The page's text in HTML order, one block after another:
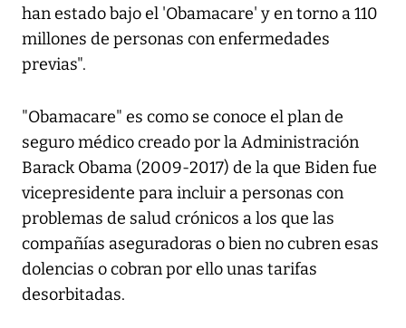
han estado bajo el 'Obamacare' y en torno a 110
millones de personas con enfermedades
previas".
"Obamacare" es como se conoce el plan de
seguro médico creado por la Administración
Barack Obama (2009-2017) de la que Biden fue
vicepresidente para incluir a personas con
problemas de salud crónicos a los que las
compañías aseguradoras o bien no cubren esas
dolencias o cobran por ello unas tarifas
desorbitadas.